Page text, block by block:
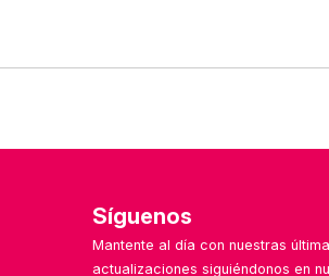
de contacto. ¡Nos encanta
Síguenos
Mantente al día con nuestras
actualizaciones siguiéndonos en